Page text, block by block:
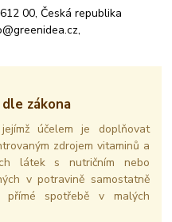
00, Česká republika
zákona
účelem je doplňovat
zdrojem vitaminů a
látek s nutričním nebo
v potravině samostatně
spotřebě v malých